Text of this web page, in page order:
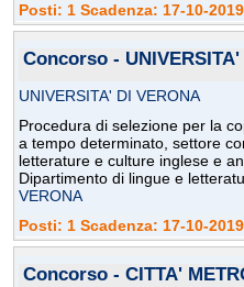
Posti: 1 Scadenza: 17-10-2019
Concorso - UNIVERSITA'
UNIVERSITA' DI VERONA
Procedura di selezione per la
a tempo determinato, settore
letterature e culture inglese e
Dipartimento di lingue e
VERONA
Posti: 1 Scadenza: 17-10-2019
Concorso - CITTA'